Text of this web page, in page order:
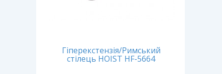
Гіперекстензія/Римський
стілець HOIST HF-5664